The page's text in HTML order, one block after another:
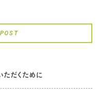
だくために